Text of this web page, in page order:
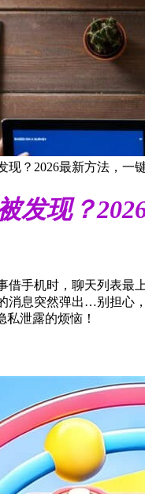
现？2026最新方法，一
发现？
借手机时，聊天列表
消息突然弹出…别担心
泄露的烦恼！